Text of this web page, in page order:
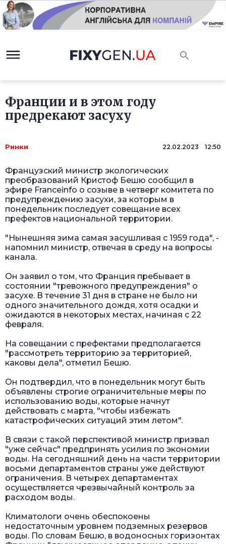
Франции и в этом году
предрекают засуху
Ринки 22.02.2023 12:50
Французский министр экологических
преобразований Кристоф Бешю сообщил в
эфире Franceinfo о созыве в четверг комитета по
предупреждению засухи, за которым в
понедельник последует совещание всех
префектов национальной территории.
"Нынешняя зима самая засушливая с 1959 года", -
напомнил министр, отвечая в среду на вопросы
канала.
Он заявил о том, что Франция пребывает в
состоянии "тревожного предупреждения" о
засухе. В течение 31 дня в стране не было ни
одного значительного дождя, хотя осадки и
ожидаются в некоторых местах, начиная с 22
февраля.
На совещании с префектами предполагается
"рассмотреть территорию за территорией,
каковы дела", отметил Бешю.
Он подтвердил, что в понедельник могут быть
объявлены строгие ограничительные меры по
использованию воды, которые начнут
действовать с марта, "чтобы избежать
катастрофических ситуаций этим летом".
В связи с такой перспективой министр призвал
"уже сейчас" предпринять усилия по экономии
воды. На сегодняшний день на части территории
восьми департаментов страны уже действуют
ограничения. В четырех департаментах
осуществляется чрезвычайный контроль за
расходом воды.
Климатологи очень обеспокоены
недостаточным уровнем подземных резервов
воды. По словам Бешю, в водоносных горизонтах